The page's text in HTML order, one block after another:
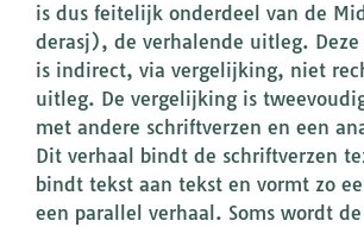
is dus feitelijk onderdeel van de
derasj), de verhalende uitleg.
is indirect, via vergelijking, niet
uitleg. De vergelijking is
met andere schriftverzen en een
Dit verhaal bindt de schriftverzen
bindt tekst aan tekst en vormt zo
een parallel verhaal. Soms wordt